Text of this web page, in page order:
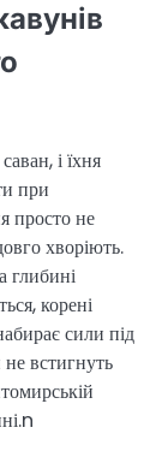
і їхня
при
просто не
хворіють.
глибині
корені
сили під
встигнуть